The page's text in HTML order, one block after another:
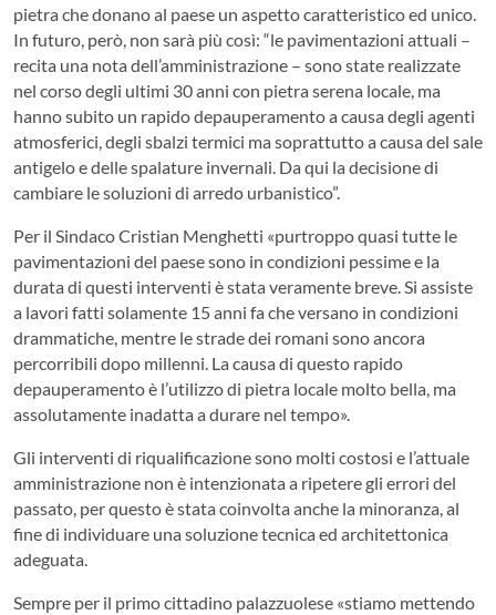
pietra che donano al paese un aspetto caratteristico ed unico.
In futuro, però, non sarà più così: “le pavimentazioni attuali –
recita una nota dell’amministrazione – sono state realizzate
nel corso degli ultimi 30 anni con pietra serena locale, ma
hanno subito un rapido depauperamento a causa degli agenti
atmosferici, degli sbalzi termici ma soprattutto a causa del sale
antigelo e delle spalature invernali. Da qui la decisione di
cambiare le soluzioni di arredo urbanistico”.
Per il Sindaco Cristian Menghetti «purtroppo quasi tutte le
pavimentazioni del paese sono in condizioni pessime e la
durata di questi interventi è stata veramente breve. Si assiste
a lavori fatti solamente 15 anni fa che versano in condizioni
drammatiche, mentre le strade dei romani sono ancora
percorribili dopo millenni. La causa di questo rapido
depauperamento è l’utilizzo di pietra locale molto bella, ma
assolutamente inadatta a durare nel tempo».
Gli interventi di riqualificazione sono molti costosi e l’attuale
amministrazione non è intenzionata a ripetere gli errori del
passato, per questo è stata coinvolta anche la minoranza, al
fine di individuare una soluzione tecnica ed architettonica
adeguata.
Sempre per il primo cittadino palazzuolese «stiamo mettendo